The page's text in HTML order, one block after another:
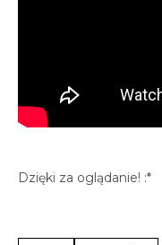
Dzięki za oglądanie! :*